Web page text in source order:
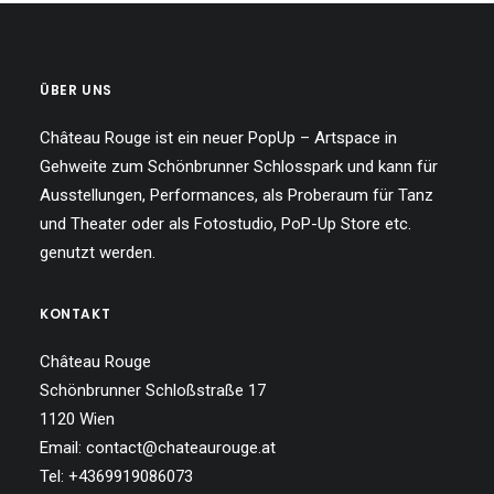
ÜBER UNS
Château Rouge ist ein neuer PopUp – Artspace in
Gehweite zum Schönbrunner Schlosspark und kann für
Ausstellungen, Performances, als Proberaum für Tanz
und Theater oder als Fotostudio, PoP-Up Store etc.
genutzt werden.
KONTAKT
Château Rouge
Schönbrunner Schloßstraße 17
1120 Wien
Email: contact@chateaurouge.at
Tel: +4369919086073